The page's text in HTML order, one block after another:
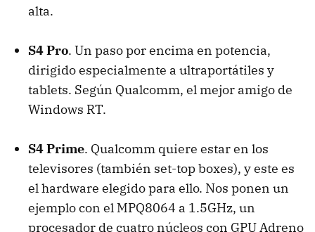
alta.
S4 Pro. Un paso por encima en potencia,
dirigido especialmente a ultraportátiles y
tablets. Según Qualcomm, el mejor amigo de
Windows RT.
S4 Prime. Qualcomm quiere estar en los
televisores (también set-top boxes), y este es
el hardware elegido para ello. Nos ponen un
ejemplo con el MPQ8064 a 1.5GHz, un
procesador de cuatro núcleos con GPU Adreno